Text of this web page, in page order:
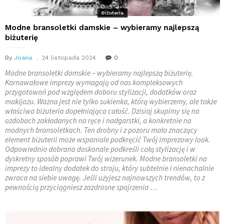
Biżuteria
Modne bransoletki damskie – wybieramy najlepszą
biżuterię
By Joana 24 listopada 2024 0
Modne bransoletki damskie – wybieramy najlepszą biżuterię.
Karnawałowe imprezy wymagają od nas kompleksowych
przygotowań pod względem doboru stylizacji, dodatków oraz
makijażu. Ważna jest nie tylko sukienka, którą wybierzemy, ale także
właściwa biżuteria dopełniająca całość. Dzisiaj skupimy się na
ozdobach zakładanych na ręce i nadgarstki, a konkretnie na
modnych bransoletkach. Ten drobny i z pozoru mało znaczący
element biżuterii może wspaniale podkręcić Twój imprezowy look.
Odpowiednio dobrana doskonale podkreśli całą stylizację i w
dyskretny sposób poprawi Twój wizerunek. Modne bransoletki na
imprezy to idealny dodatek do stroju, który subtelnie i nienachalnie
zwraca na siebie uwagę. Jeśli użyjesz najnowszych trendów, to z
pewnością przyciągniesz zazdrosne spojrzenia …